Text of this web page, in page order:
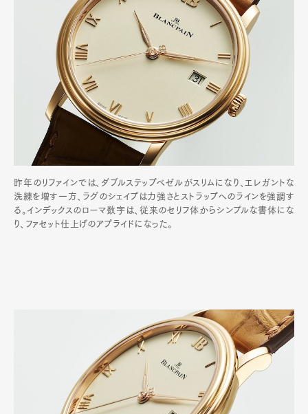
昨年のリファインでは、ダブルステップベゼルがスリムになり、エレガントな
洗練を増す一方、ラグのシェイプは力強さとストラップへのラインを強調す
る。インデックスのローマ数字は、従来のセリフ体からシンプルな書体にな
り、ファセット仕上げのアプライドになった。